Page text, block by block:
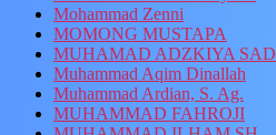
Mohammad Zenni
MOMONG MUSTAPA
MUHAMAD ADZKIYA
Muhammad Aqim Dinallah
Muhammad Ardian, S. Ag.
MUHAMMAD FAHROJI